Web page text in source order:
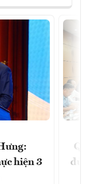
hiện 3
đủ